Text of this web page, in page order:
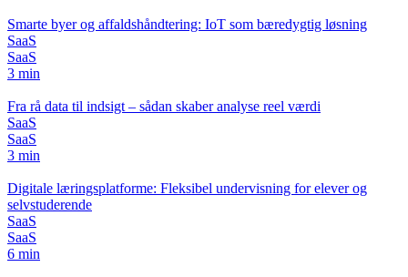
Smarte byer og affaldshåndtering: IoT som bæredygtig løsning
SaaS
SaaS
3 min
Fra rå data til indsigt – sådan skaber analyse reel værdi
SaaS
SaaS
3 min
Digitale læringsplatforme: Fleksibel undervisning for elever og
selvstuderende
SaaS
SaaS
6 min